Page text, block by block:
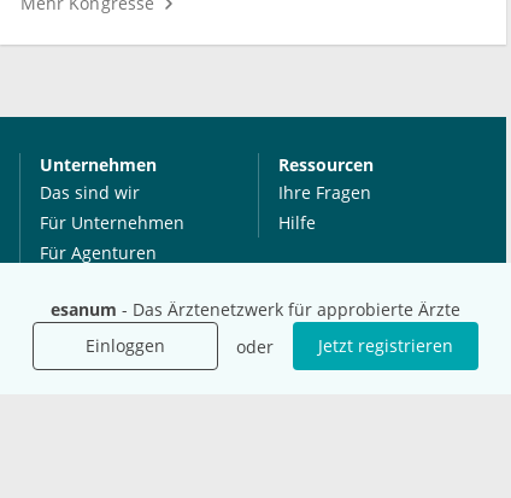
esanum - Das Ärztenetzwerk für approbierte Ärzte
Einloggen
oder Jetzt registrieren
Unternehmen
Das sind wir
Für Unternehmen
Für Agenturen
Presse
Karriere
Jobs
Ressourcen
Ihre Fragen
Hilfe